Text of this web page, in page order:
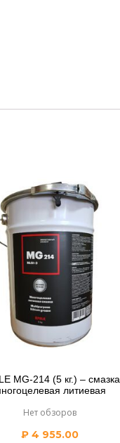
MG-214 (5 кг.) – смазка
литиевая
Нет обзоров
₽ 4 955.00